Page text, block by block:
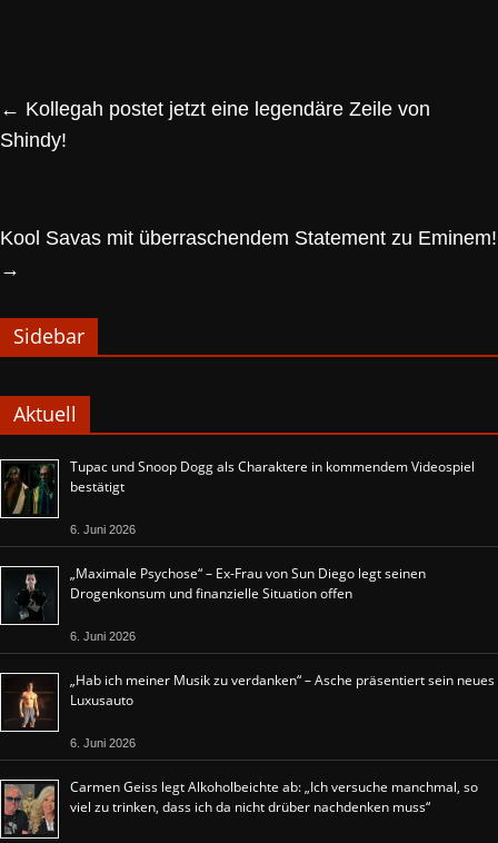
← Kollegah postet jetzt eine legendäre Zeile von
Shindy!
Kool Savas mit überraschendem Statement zu Eminem!
→
Sidebar
Aktuell
Tupac und Snoop Dogg als Charaktere in kommendem Videospiel
bestätigt
6. Juni 2026
„Maximale Psychose“ – Ex-Frau von Sun Diego legt seinen
Drogenkonsum und finanzielle Situation offen
6. Juni 2026
„Hab ich meiner Musik zu verdanken“ – Asche präsentiert sein neues
Luxusauto
6. Juni 2026
Carmen Geiss legt Alkoholbeichte ab: „Ich versuche manchmal, so
viel zu trinken, dass ich da nicht drüber nachdenken muss“